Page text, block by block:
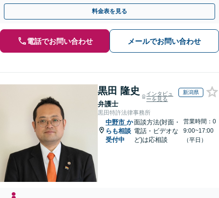
題も対応可能。【電話相談・WEB面談可】
料金表を見る
電話でお問い合わせ メールでお問い合わせ
黒田 隆史
弁護士
インタビュ
ーを見る
新潟県
黒田特許法律事務所
中野市 か
らも相談
受付中
面談方法(対面・
電話・ビデオな
ど)は応相談
営業時間：0
9:00~17:00
（平日）